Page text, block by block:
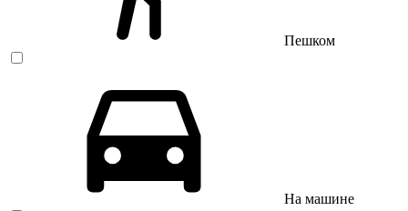
Пешком
На машине